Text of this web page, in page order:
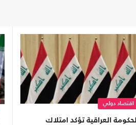
اقتصاد دولي
الحكومة العراقية تؤكد امتلاك